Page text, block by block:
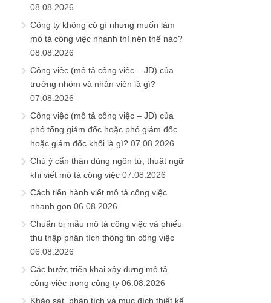
08.08.2026
Công ty không có gì nhưng muốn làm
mô tả công việc nhanh thì nên thế nào?
08.08.2026
Công việc (mô tả công việc – JD) của
trưởng nhóm và nhân viên là gì?
07.08.2026
Công việc (mô tả công việc – JD) của
phó tổng giám đốc hoặc phó giám đốc
hoặc giám đốc khối là gì? 07.08.2026
Chú ý cẩn thận dùng ngôn từ, thuật ngữ
khi viết mô tả công việc 07.08.2026
Cách tiến hành viết mô tả công việc
nhanh gọn 06.08.2026
Chuẩn bị mẫu mô tả công việc và phiếu
thu thập phân tích thông tin công việc
06.08.2026
Các bước triển khai xây dựng mô tả
công việc trong công ty 06.08.2026
Khảo sát, phân tích và mục đích thiết kế